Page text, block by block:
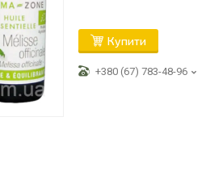
Купити
+380 (67) 783-48-96